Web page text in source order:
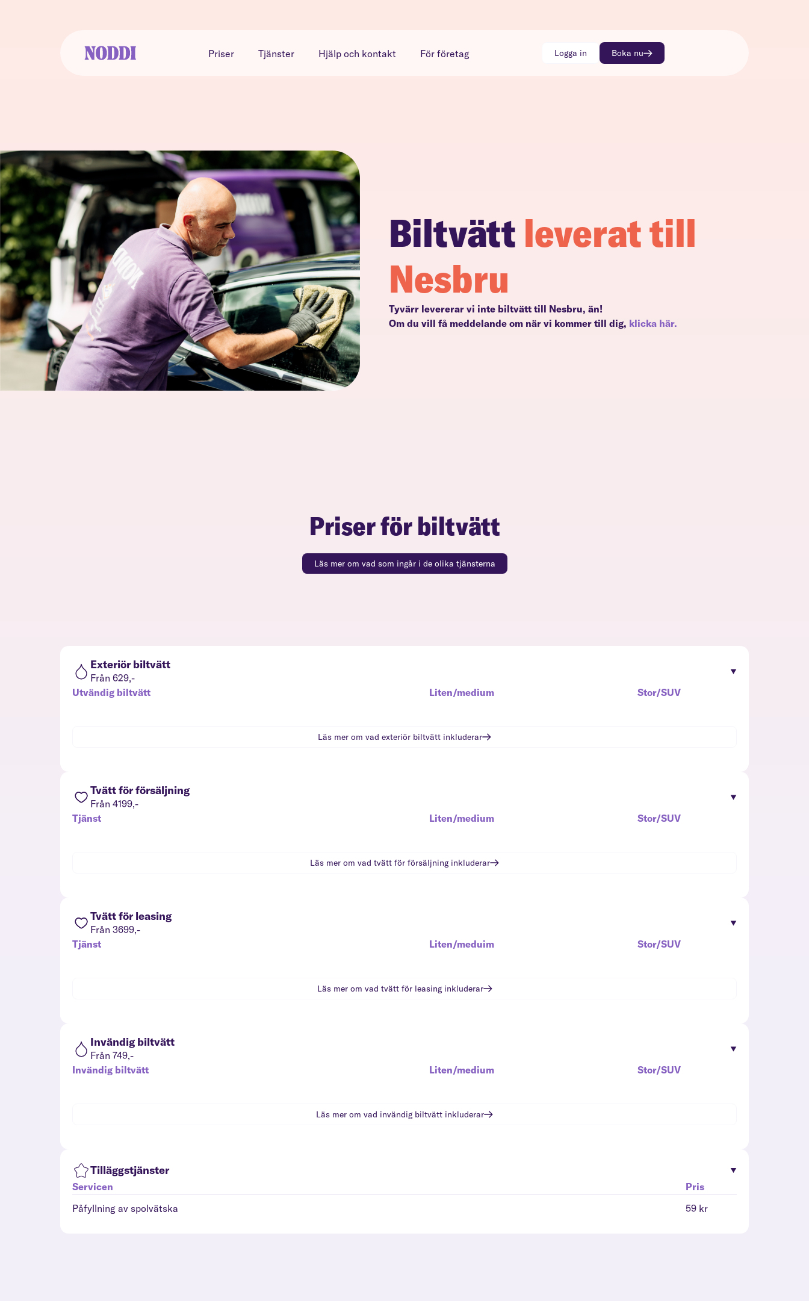
Priser Tjänster Hjälp och kontakt För företag Logga in Boka nu
Biltvätt leverat till
Nesbru
Tyvärr levererar vi inte biltvätt till Nesbru, än!
Om du vill få meddelande om när vi kommer till dig, klicka här.
Priser för biltvätt
Läs mer om vad som ingår i de olika tjänsterna
Exteriör biltvätt
Från 629,-
Utvändig biltvätt
Liten/medium Stor/SUV
Läs mer om vad exteriör biltvätt inkluderar
Tvätt för försäljning
Från 4199,-
Tjänst
Liten/medium Stor/SUV
Läs mer om vad tvätt för försäljninginkluderar
Tvätt för leasing
Från 3699,-
Tjänst
Liten/meduim Stor/SUV
Läs mer om vad tvätt för leasinginkluderar
Invändig biltvätt
Från 749,-
Invändig biltvätt
Liten/medium Stor/SUV
Läs mer om vad invändig biltvätt inkluderar
Tilläggstjänster
Servicen
Pris
Påfyllning av spolvätska
59 kr